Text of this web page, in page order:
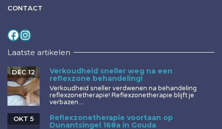
CONTACT
Volg mij opInstagram
Laatste artikelen
Verkoudheid sneller weg na een
reflexzone behandeling!
DEC 12
Verkoudheid sneller verdwenen na behandeling
reflexzonetherapie! Reflexzonetherapie blijft je
verbazen....
Reflexzonetherapie voortaan op
Dunantsingel 168a in Gouda
OKT 5